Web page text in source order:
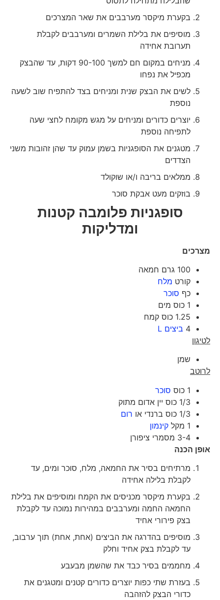
בקערת מיקסר מערבבים את שאר המצרכים
מוסיפים את בלילת השמרים ומערבבים לקבלת
תערובת אחידה
מניחים במקום חם למשך 90-100 דקות, עד שהבצק
מכפיל את נפחו
לשים את הבצק שנית ומניחים בצד להתפיח שוב לשעה
נוספת
יוצרים כדורים ומניחים על מגש מקומח לחצי שעה
לתפיחה נוספת
מטגנים את הסופגניות בשמן עמוק עד שהן זהובות משני
הצדדים
ממלאים בריבה ו/או שוקולד
בוזקים מעט אבקת סוכר
סופגניות פלומבה קטנות
ומדליקות
מצרכים
100 גרם חמאה
קורטמלח
כףסוכר
1 כוס מים
1.25 כוס קמח
4 ביצים L
לטיגון
שמן
לרוטב
1 כוס
סוכר
1/3 כוס יין אדום מתוק
1/3 כוס ברנדי או
רום
1 מקל
קינמון
3-4 מסמרי ציפורן
אופן הכנה
מרתיחים בסיר את החמאה, מלח, סוכר ומים, עד
לקבלת בלילה אחידה
בקערת מיקסר מכניסים את הקמח ומוסיפים את בלילת
החמאה החמה ומערבבים במהירות נמוכה עד לקבלת
בצק פירורי אחיד
מוסיפים בהדרגה את הביצים (אחת, אחת) תוך ערבוב,
עד לקבלת בצק אחיד וחלק
מחממים בסיר כבד את שהשמן מבעבע
בעזרת שתי כפות יוצרים כדורים קטנים ומטגנים את
כדורי הבצק להזהבה